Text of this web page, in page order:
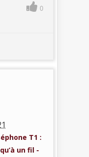
0
T1 :
un fil -